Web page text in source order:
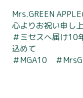
別
Mrs.GREEN
心よりお祝い申し上
＃ミセスへ届け10
込めて
＃MGA10 ＃